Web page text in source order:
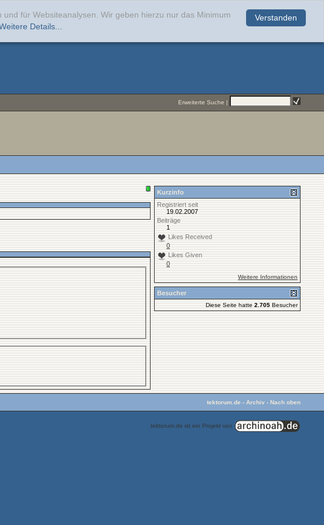
Verstanden
für Websiteanalysen. Wir geben hierzu nur das Minimum
Details...
Erweiterte Suche |
Kurzinfo
Registriert seit
19.02.2007
Beiträge
1
Likes Received
0
Likes Given
0
Weitere Informationen
Besucher
Diese Seite hatte 2.705 Besucher
tektorum.de - Archiv - Nach oben
tektorum.de ist ein Projekt von